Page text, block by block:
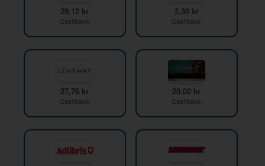
29,12 kr
Cashback
2,30 kr
Cashback
27,76 kr
Cashback
20,00 kr
Cashback